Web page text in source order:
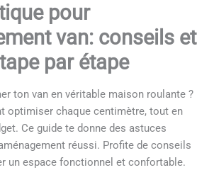
pour
van: conseils et
par étape
ton van en véritable maison roulante ?
optimiser chaque centimètre, tout en
Ce guide te donne des astuces
réussi. Profite de conseils
un espace fonctionnel et confortable.